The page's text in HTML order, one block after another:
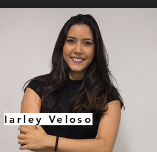
Iarley Veloso